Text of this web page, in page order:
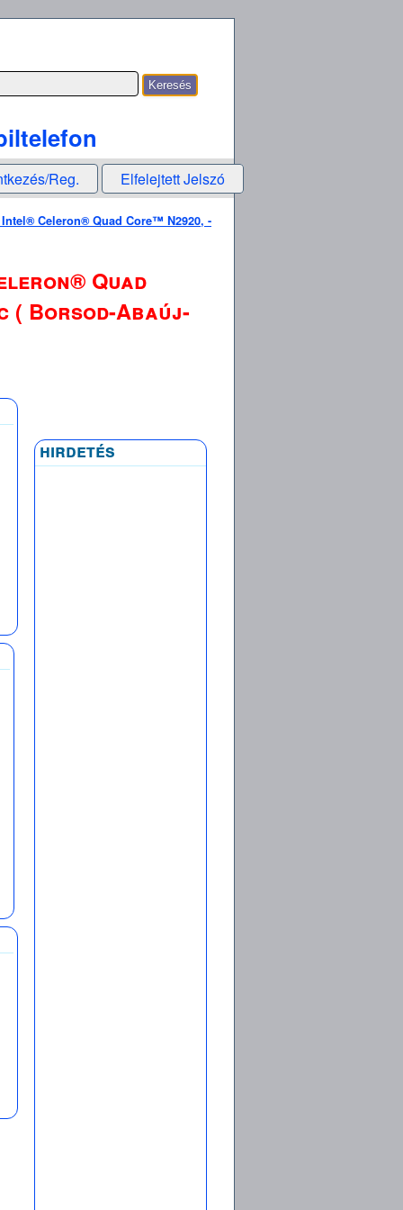
Reg. Elfelejtett Jelszó
Intel® Celeron® Quad Core™ N2920, -
Quad
( Borsod-Abaúj-
hirdetés